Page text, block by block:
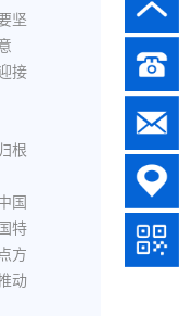
坚
接
根
国
特
方
动